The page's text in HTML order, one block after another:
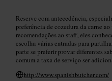
Reserve com antecedência,
preferência de cozedura da carne
recomendações ao staff, eles
escolha várias entradas para
parte se preferir provar diferentes
comum a taxa de serviço ser
http://www.spanishbutcher.com/